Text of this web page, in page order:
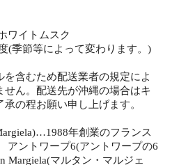
ワイトムスク
(季節等によって変わります。)
含むため配送業者の規定によ
せん。配送先が沖縄の場合はキ
の程お願い申し上げます。
年創業のフランス
アントワープ6(アントワープの6
Margiela(マルタン・マルジェ